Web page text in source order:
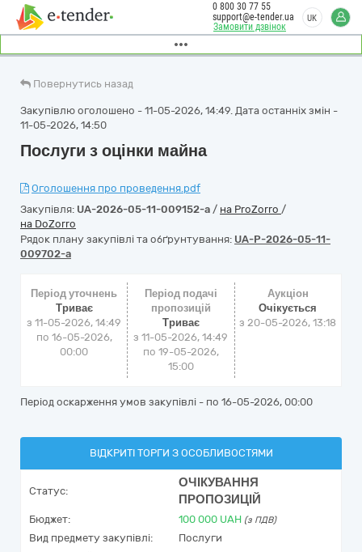
Замовити дзвінок
0 800 30 77 55
support@e-tender.ua
UK
Повернутись назад
Закупівлю оголошено - 11-05-2026, 14:49. Дата останніх змін -
11-05-2026, 14:50
Послуги з оцінки майна
Оголошення про проведення.pdf
Закупівля: UA-2026-05-11-009152-a / на ProZorro /
на DoZorro
Рядок плану закупівлі та обґрунтування: UA-P-2026-05-11-
009702-a
Період уточнень
Триває
з 11-05-2026, 14:49
по 16-05-2026,
00:00
Період подачі
пропозицій
Триває
з 11-05-2026, 14:49
по 19-05-2026,
15:00
Аукціон
Очікується
з20-05-2026, 13:18
Період оскарження умов закупівлі - по 16-05-2026, 00:00
ВІДКРИТІ ТОРГИ З ОСОБЛИВОСТЯМИ
Статус:
ОЧІКУВАННЯ
ПРОПОЗИЦІЙ
Бюджет: 100 000 UAH (з ПДВ)
Вид предмету закупівлі:
Послуги